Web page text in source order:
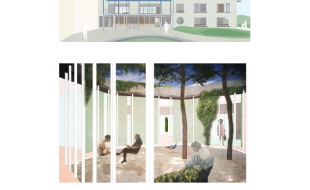
Meerlaar